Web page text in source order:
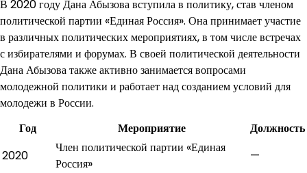
В 2020 году Дана Абызова вступила в политику, став членом
политической партии «Единая Россия». Она принимает участие
в различных политических мероприятиях, в том числе встречах
с избирателями и форумах. В своей политической деятельности
Дана Абызова также активно занимается вопросами
молодежной политики и работает над созданием условий для
молодежи в России.
Год
Мероприятие
Должность
2020
Член политической партии «Единая
Россия»
—